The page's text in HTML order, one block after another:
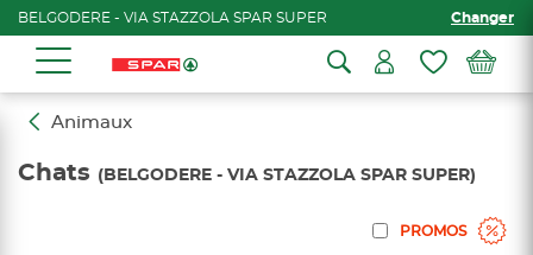
BELGODERE - VIA STAZZOLA SPAR SUPER Changer
Animaux
Chats (BELGODERE - VIA STAZZOLA SPAR SUPER)
PROMOS